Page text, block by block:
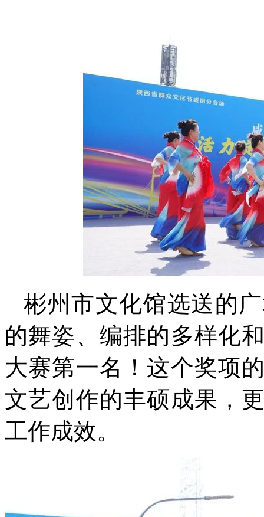
彬州市文化馆选送的
的舞姿、编排的多样化
大赛第一名！这个奖项
文艺创作的丰硕成果，
工作成效。